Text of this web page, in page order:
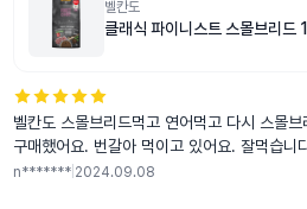
벨칸도
클래식 파이니스트 스몰브리드
벨칸도 스몰브리드먹고 연어먹고 다시 스몰
구매했어요. 번갈아 먹이고 있어요. 잘먹습니
n******* 2024.09.08